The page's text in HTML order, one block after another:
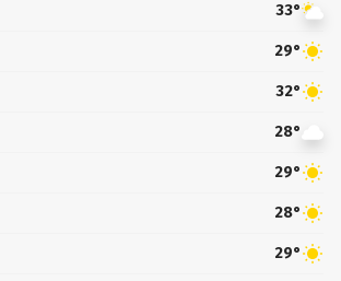
33°
29°
32°
28°
29°
28°
29°